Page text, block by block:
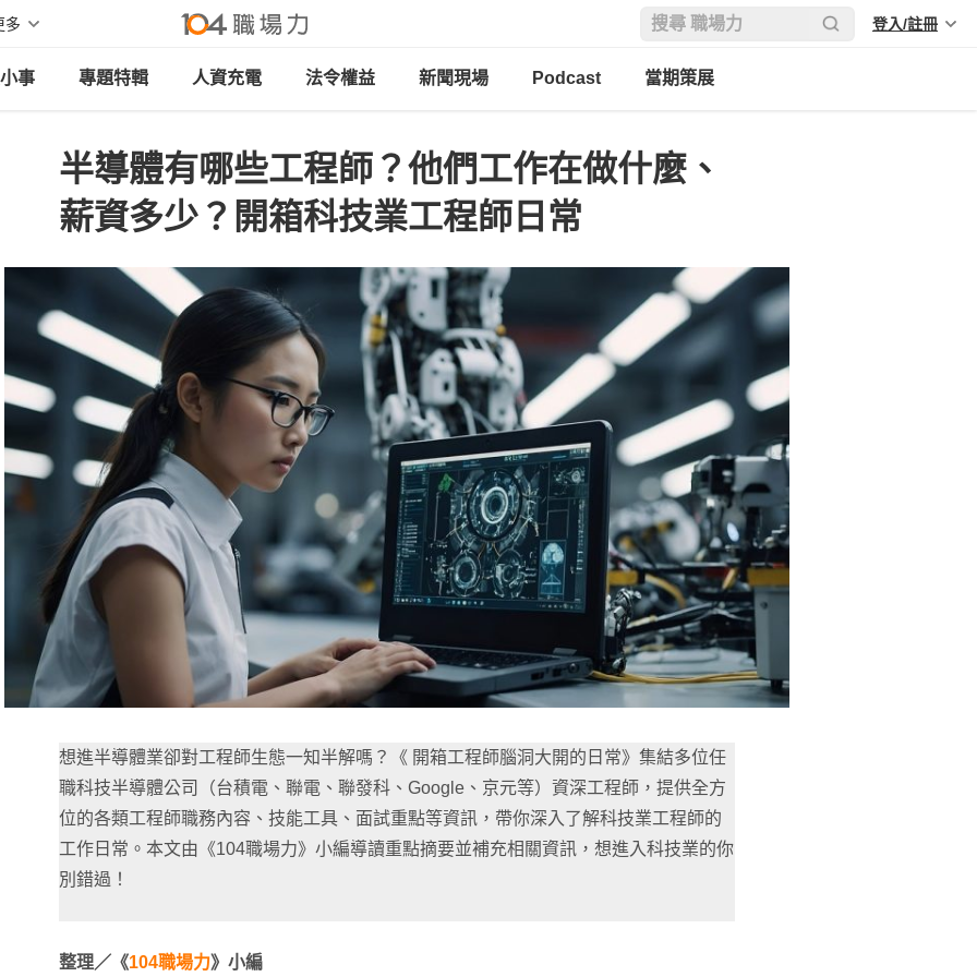
多 登入/註冊
事 專題特輯 人資充電 法令權益 新聞現場 Podcast 當期策展
半導體有哪些工程師？他們工作在做什麼、
薪資多少？開箱科技業工程師日常
想進半導體業卻對工程師生態一知半解嗎？《 開箱工程師腦洞大開的日常》集結多位任
職科技半導體公司（台積電、聯電、聯發科、Google、京元等）資深工程師，提供全方
位的各類工程師職務內容、技能工具、面試重點等資訊，帶你深入了解科技業工程師的
工作日常。本文由《104職場力》小編導讀重點摘要並補充相關資訊，想進入科技業的你
別錯過！
整理／《104職場力》小編